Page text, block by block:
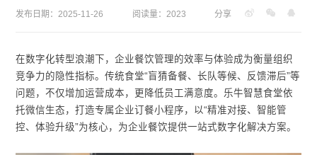
发布日期：2025-11-26 阅读量：2023 分享
在数字化转型浪潮下，企业餐饮管理的效率与体验成为衡量组织
竞争力的隐性指标。传统食堂“盲猜备餐、长队等候、反馈滞后”等
问题，不仅增加运营成本，更降低员工满意度。乐牛智慧食堂依
托微信生态，打造专属企业订餐小程序，以“精准对接、智能管
控、体验升级”为核心，为企业餐饮提供一站式数字化解决方案。